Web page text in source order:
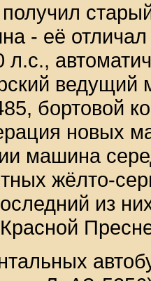
- её
ведущий
бортовой
новых
машина
жёлто-
из